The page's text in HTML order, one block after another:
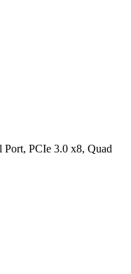
Port, PCIe 3.0 x8, Quad